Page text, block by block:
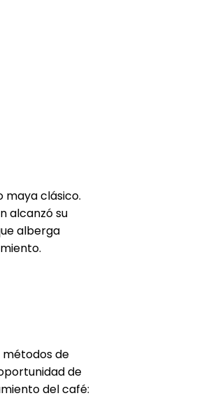
maya clásico.
alcanzó su
alberga
métodos de
de
del café: